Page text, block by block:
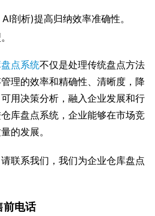
剖析)提高归纳效率准确性。
点系统不仅是处理传统盘点方法
理的效率和精确性、清晰度，降
用决策分析，融入企业发展和行
库盘点系统，企业能够在市场竞
的发展。
联系我们，我们为企业仓库盘点
前电话